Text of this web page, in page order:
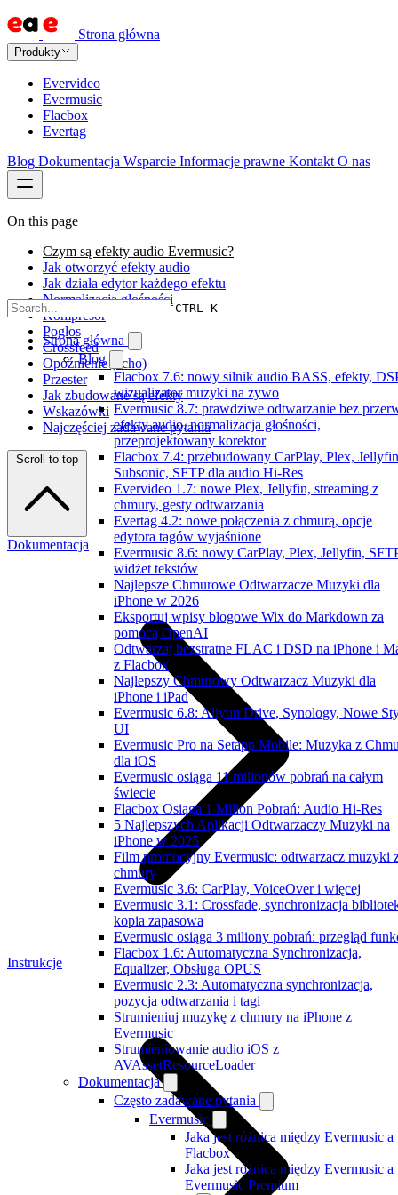
Strona główna
Produkty
Evervideo
Evermusic
Flacbox
Evertag
Blog Dokumentacja Wsparcie Informacje prawne Kontakt O nas
CTRL K
Strona główna
Blog
Flacbox 7.6: nowy silnik audio BASS, efekty,
wizualizator muzyki na żywo
Evermusic 8.7: prawdziwe odtwarzanie bez
efekty audio, normalizacja głośności,
przeprojektowany korektor
Flacbox 7.4: przebudowany CarPlay, Plex,
Subsonic, SFTP dla audio Hi-Res
Evervideo 1.7: nowe Plex, Jellyfin, streaming z
chmury, gesty odtwarzania
Evertag 4.2: nowe połączenia z chmurą, opcje
edytora tagów wyjaśnione
Evermusic 8.6: nowy CarPlay, Plex, Jellyfin,
widżet tekstów
Najlepsze Chmurowe Odtwarzacze Muzyki dla
iPhone w 2026
Eksportuj wpisy blogowe Wix do Markdown za
pomocą OpenAI
Odtwarzaj bezstratne FLAC i DSD na iPhone i
z Flacbox
Najlepszy Chmurowy Odtwarzacz Muzyki dla
iPhone i iPad
Evermusic 6.8: Aliyun Drive, Synology, Nowe
UI
Evermusic Pro na Setapp Mobile: Muzyka z
dla iOS
Evermusic osiąga 11 milionów pobrań na całym
świecie
Flacbox Osiąga 1 Milion Pobrań: Audio Hi-Res
5 Najlepszych Aplikacji Odtwarzaczy Muzyki na
iPhone w 2025
Film promocyjny Evermusic: odtwarzacz muzyki
chmury
Evermusic 3.6: CarPlay, VoiceOver i więcej
Evermusic 3.1: Crossfade, synchronizacja
kopia zapasowa
Evermusic osiąga 3 miliony pobrań: przegląd
Flacbox 1.6: Automatyczna Synchronizacja,
Equalizer, Obsługa OPUS
Evermusic 2.3: Automatyczna synchronizacja,
pozycja odtwarzania i tagi
Strumieniuj muzykę z chmury na iPhone z
Evermusic
Strumieniowanie audio iOS z
AVAssetResourceLoader
Dokumentacja
Często zadawane pytania
Evermusic
Jaka jest różnica między Evermusic a
Flacbox
Jaka jest różnica między Evermusic a
Evermusic Premium
On this page
Czym są efekty audio Evermusic?
Jak otworzyć efekty audio
Jak działa edytor każdego efektu
Normalizacja głośności
Kompresor
Pogłos
Crossfeed
Opóźnienie (echo)
Przester
Jak zbudowane są efekty
Wskazówki
Najczęściej zadawane pytania
Scroll to top
Dokumentacja
Instrukcje